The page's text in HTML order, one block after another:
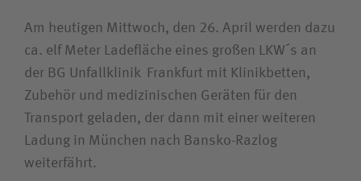
Besucherin / Besucher
Unfallversicherungsträger
Zuweiserin / Zuweiser
Am heutigen Mittwoch, den 26. April werden dazu
ca. elf Meter Ladefläche eines großen LKW´s an
der BG Unfallklinik Frankfurt mit Klinikbetten,
Zubehör und medizinischen Geräten für den
Transport geladen, der dann mit einer weiteren
Ladung in München nach Bansko-Razlog
weiterfährt.